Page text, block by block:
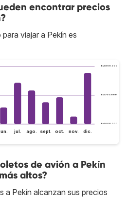
encontrar precios
viajar a Pekín es
Bs.S600.000
Bs.S700.000
Bs.S800.000
jul. ago. sept. oct. nov. dic.
de avión a Pekín
altos?
a Pekín alcanzan sus precios